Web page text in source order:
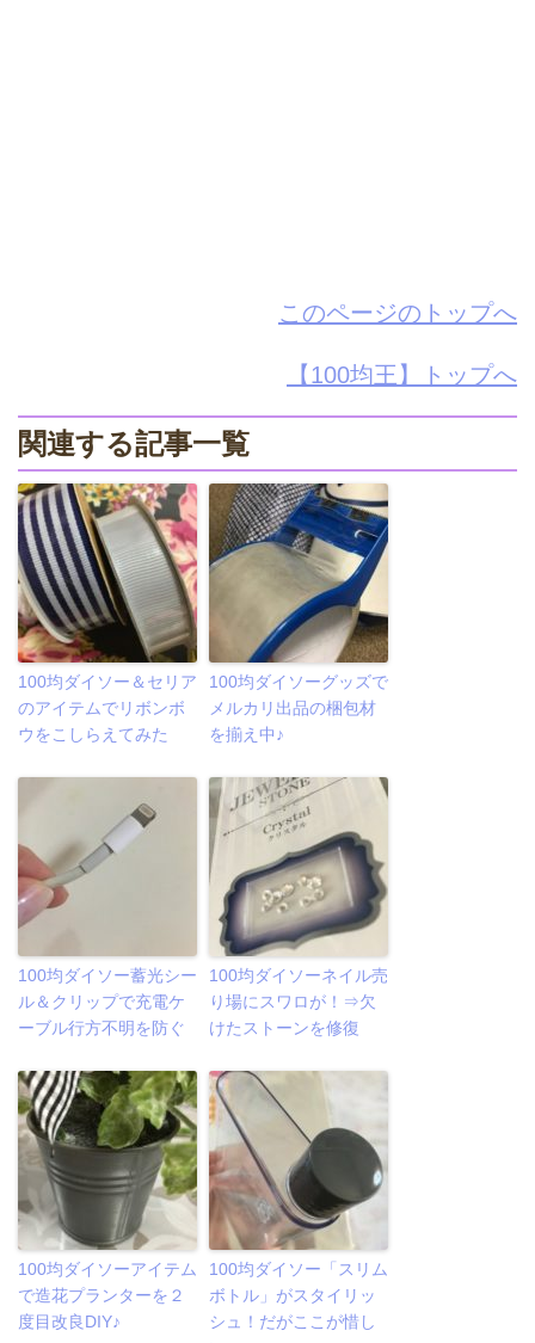
このページのトップへ
【100均王】トップへ
関連する記事一覧
100均ダイソー＆セリア
のアイテムでリボンボ
ウをこしらえてみた
100均ダイソーグッズで
メルカリ出品の梱包材
を揃え中♪
100均ダイソー蓄光シー
ル＆クリップで充電ケ
ーブル行方不明を防ぐ
100均ダイソーネイル売
り場にスワロが！⇒欠
けたストーンを修復
100均ダイソーアイテム
で造花プランターを２
度目改良DIY♪
100均ダイソー「スリム
ボトル」がスタイリッ
シュ！だがここが惜し